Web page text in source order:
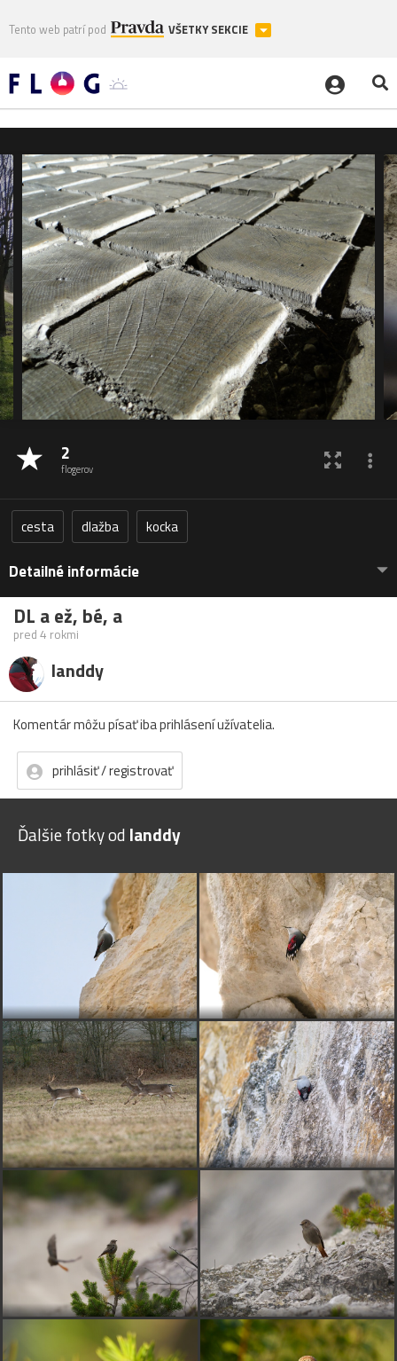
Tento web patrí pod VŠETKY SEKCIE
2
flogerov
cesta dlažba kocka
Detailné informácie
DL a ež, bé, a
pred 4 rokmi
landdy
Komentár môžu písať iba prihlásení užívatelia.
prihlásiť / registrovať
Ďalšie fotky od landdy